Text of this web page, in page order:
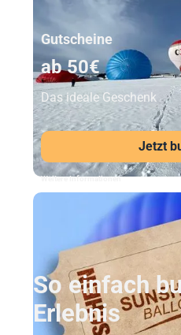
Unser Beststeller
Gutscheine
ab 50€
Das ideale Geschenk
Jetzt
Weitere Informationen
So einfach
Erlebnis